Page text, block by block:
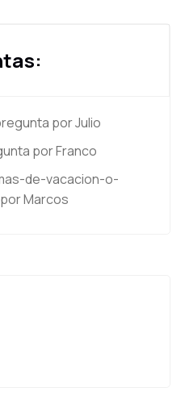
por Julio
por Franco
de-vacacion-o-
Marcos